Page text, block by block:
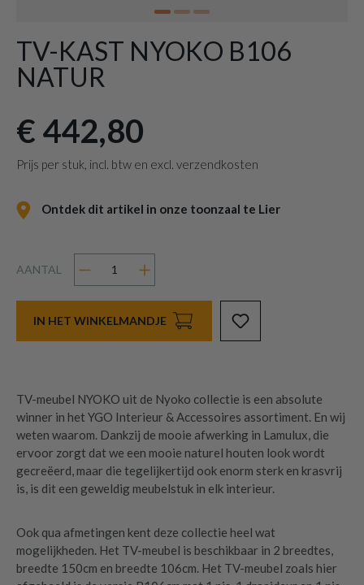
TV-KAST NYOKO B106
NATUR
€ 442,80
Prijs per stuk, incl. btw en excl. verzendkosten
Ontdek dit artikel in onze toonzaal te Lier
AANTAL
IN HET WINKELMANDJE
TV-meubel NYOKO uit de Nyoko collectie is een absolute
winner in het YGO Interieur & Accessoires assortiment. En wij
weten waarom. Dankzij de mooie afwerking in Lamulux, die
ervoor zorgt dat we een mooie naturel houten look wordt
gecreëerd, maar die tegelijkertijd ook enorm sterk en krasvrij
is, is dit een geweldig meubelstuk in elk interieur.
Ook qua afmetingen kent deze collectie heel wat
mogelijkheden. Het TV-meubel is beschikbaar in 2 breedtes,
breedte 150cm en breedte 106cm. Het TV-meubel zoals hier